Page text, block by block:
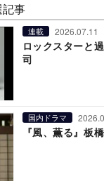
記事
連載 2026.07.11
ロックスターと
司
国内ドラマ
『風、薫る』板